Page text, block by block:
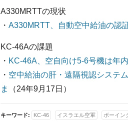
A330MRTTの現状
・ A330MRTT、自動空中給油の
KC-46Aの課題
・ KC-46A、空自向け5-6号機は年
・ 空中給油の肝・遠隔視認システ
ま
（24年9月17日）
キーワード: KC-46 イスラエル空軍 ボーイン